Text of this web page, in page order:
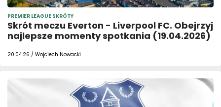
PREMIER LEAGUE SKRÓTY
Skrót meczu Everton - Liverpool FC. Obejrzyj
najlepsze momenty spotkania (19.04.2026)
20.04.26 / Wojciech Nowacki